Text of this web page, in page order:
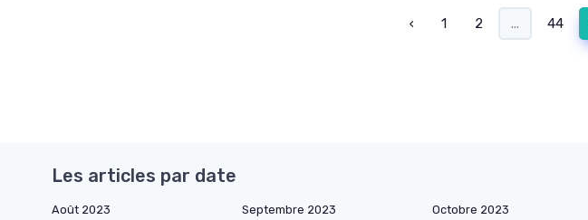
‹ 1 2 ... 44
Les articles par date
Août 2023 Septembre 2023 Octobre 2023